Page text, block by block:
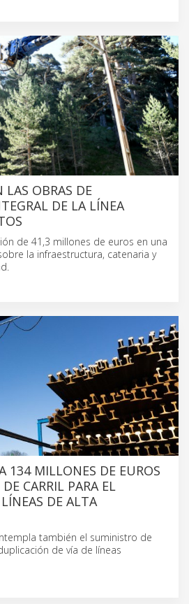
LAS OBRAS DE
DE LA LÍNEA
de 41,3 millones de euros en una
la infraestructura, catenaria y
134 MILLONES DE EUROS
CARRIL PARA EL
DE ALTA
también el suministro de
de vía de líneas